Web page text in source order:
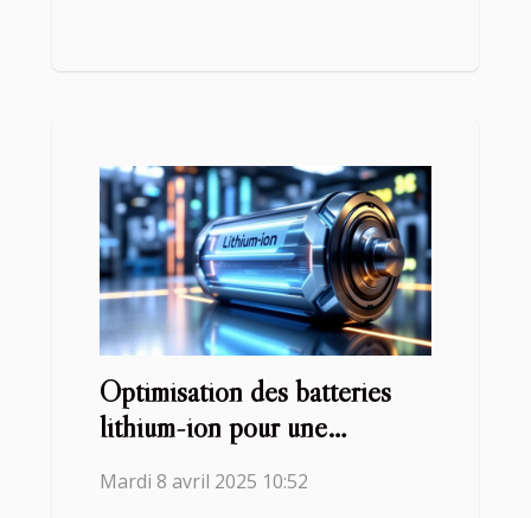
Optimisation des batteries
lithium-ion pour une
et perspectives d'avenir
Mardi 8 avril 2025 10:52